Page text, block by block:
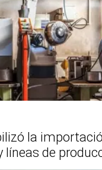
la
líneas de